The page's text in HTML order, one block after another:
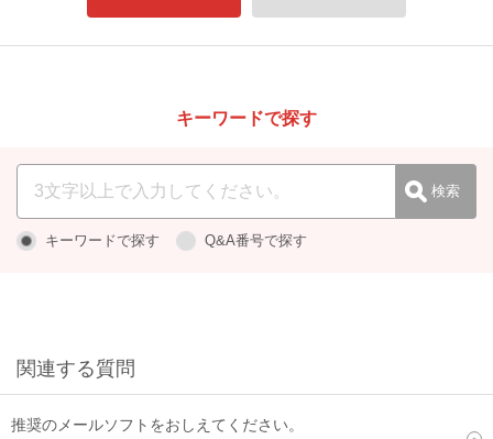
キーワードで探す
キーワードで探す Q&A番号で探す
関連する質問
推奨のメールソフトをおしえてください。